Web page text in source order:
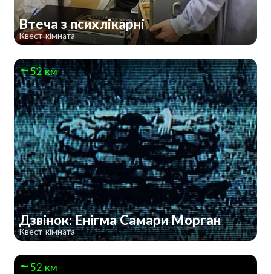
Втеча з психлікарні
Квест-кімната
52 км
Дзвінок: Енігма Самари Морган
Квест-кімната
52 км